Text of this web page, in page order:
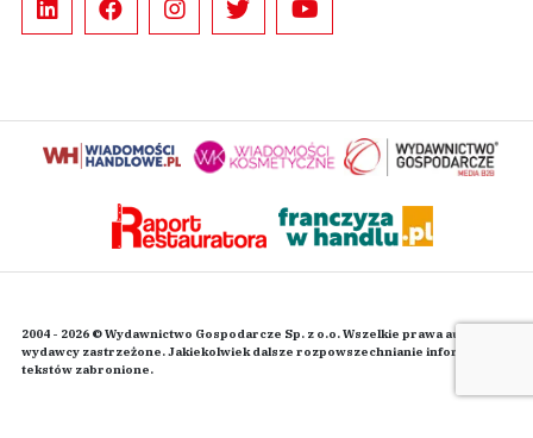
2004 - 2026 © Wydawnictwo Gospodarcze Sp. z o.o. Wszelkie prawa autorskie
wydawcy zastrzeżone. Jakiekolwiek dalsze rozpowszechnianie informacji i
tekstów zabronione.